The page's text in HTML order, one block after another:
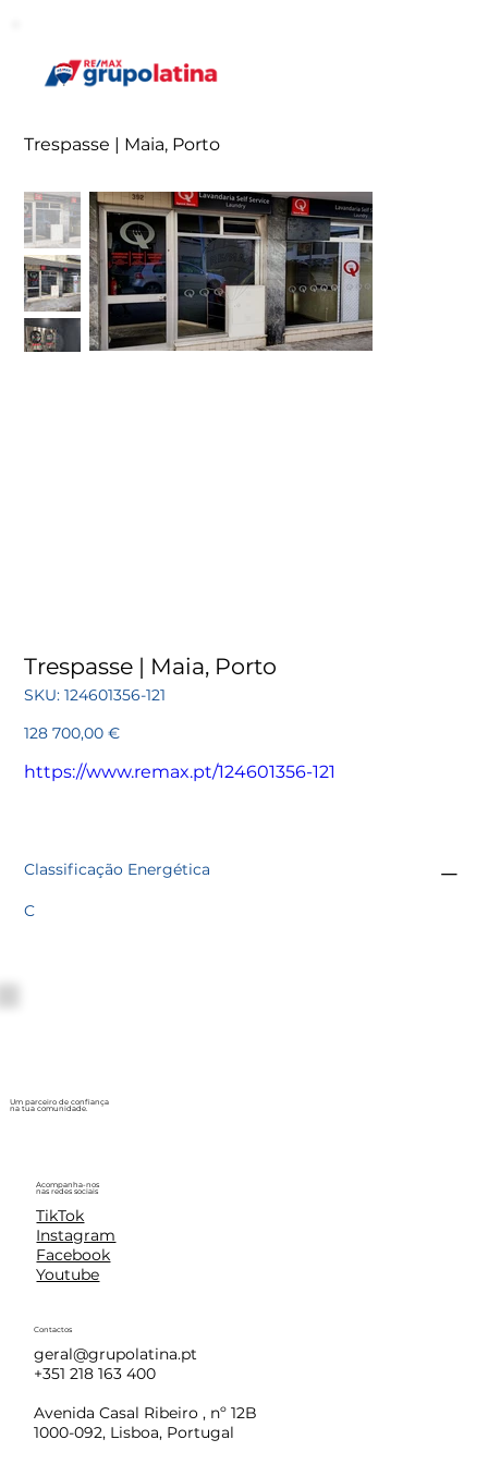
Trespasse | Maia, Porto
Trespasse | Maia, Porto
SKU: SKU
124601356-
124601356-121
Preço
128 700,00 €
https://www.remax.pt/124601356-121
Classificação Energética
C
Um parceiro de confiança
na tua comunidade.
Acompanha-nos
nas redes sociais
TikTok
Instagram
Facebook
Youtube
Contactos
geral@grupolatina.pt
+351 218 163 400
Avenida Casal Ribeiro , nº 12B
1000-092, Lisboa, Portugal